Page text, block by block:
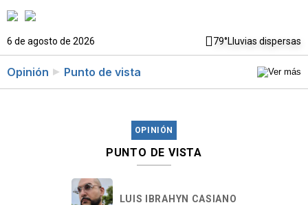
6 de agosto de 2026 79°Lluvias dispersas
Opinión Punto de vista
OPINIÓN
PUNTO DE VISTA
LUIS IBRAHYN CASIANO